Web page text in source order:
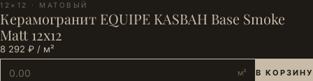
12×12 · МАТОВЫЙ
Керамогранит EQUIPE KASBAH Base Smoke
Matt 12х12
8 292 ₽ / м²
м² В КОРЗИНУ